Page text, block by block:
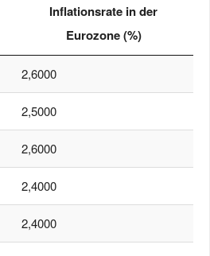
Inflationsrate in der
Eurozone (%)
2,6000
2,5000
2,6000
2,4000
2,4000